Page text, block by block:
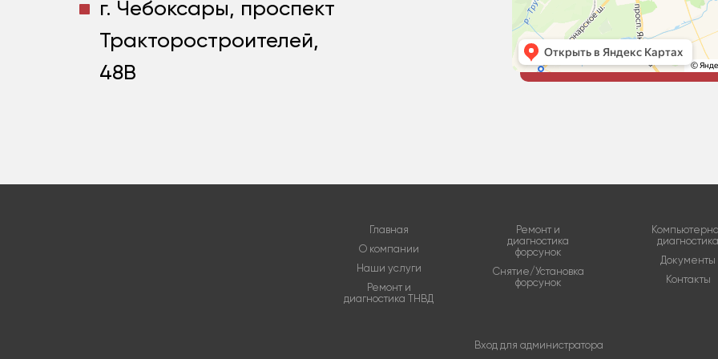
г. Чебоксары, проспект
Тракторостроителей,
48В
Главная
О компании
Наши услуги
Ремонт и
диагностика ТНВД
Ремонт и
диагностика
форсунок
Снятие/Установка
форсунок
Документы
Контакты
Вход для администратора